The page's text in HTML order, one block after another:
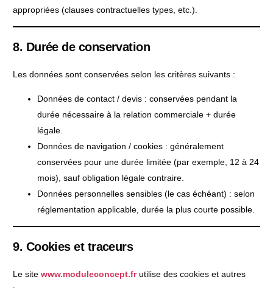
appropriées (clauses contractuelles types, etc.).
8. Durée de conservation
Les données sont conservées selon les critères suivants :
Données de contact / devis : conservées pendant la
durée nécessaire à la relation commerciale + durée
légale.
Données de navigation / cookies : généralement
conservées pour une durée limitée (par exemple, 12 à 24
mois), sauf obligation légale contraire.
Données personnelles sensibles (le cas échéant) : selon
réglementation applicable, durée la plus courte possible.
9. Cookies et traceurs
Le sitewww.moduleconcept.frutilise des cookies et autres